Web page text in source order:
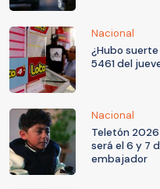
Nacional
¿Hubo
5461 del
Nacional
Teletón
será el 6 y 7
embajador